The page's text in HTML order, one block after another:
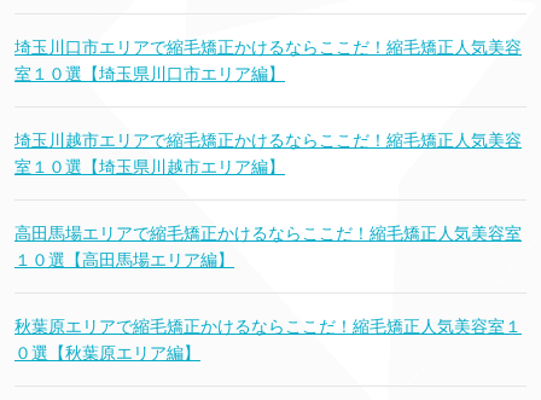
埼玉川口市エリアで縮毛矯正かけるならここだ！縮毛矯正人気美容
室１０選【埼玉県川口市エリア編】
埼玉川越市エリアで縮毛矯正かけるならここだ！縮毛矯正人気美容
室１０選【埼玉県川越市エリア編】
高田馬場エリアで縮毛矯正かけるならここだ！縮毛矯正人気美容室
１０選【高田馬場エリア編】
秋葉原エリアで縮毛矯正かけるならここだ！縮毛矯正人気美容室１
０選【秋葉原エリア編】